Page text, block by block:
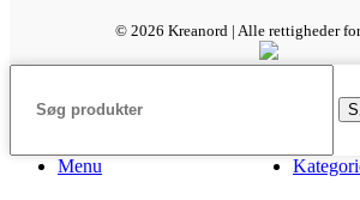
© 2026 Kreanord | Alle rettigheder
Menu